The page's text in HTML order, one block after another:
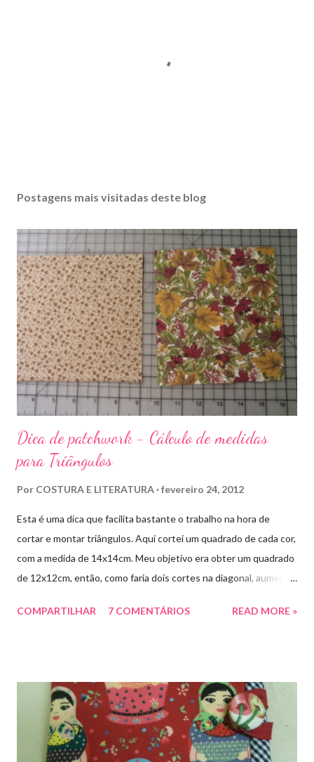
s
r
u
m
c
o
m
e
n
t
á
r
i
Postagens mais visitadas deste blog
Dica de patchwork - Cálculo de medidas
para Triângulos
Por COSTURA E LITERATURA fevereiro 24, 2012
Esta é uma dica que facilita bastante o trabalho na hora de
cortar e montar triângulos. Aqui cortei um quadrado de cada cor,
com a medida de 14x14cm. Meu objetivo era obter um quadrado
de 12x12cm, então, como faria dois cortes na diagonal, aumentei
fazer só um corte na diagonal aumentaria à medida 1,5cm. Isto
lados da linha traçada), deixando a distância de um pé de
máquina. Corte na linha traçada. Você obterá duas peças. Se for
fazer somente um corte como este, deves aumentar na medida
do quadrado 1,5cm. Coloque direito sobre direito. Trace uma
COMPARTILHAR 7 COMENTÁRIOS READ MORE »